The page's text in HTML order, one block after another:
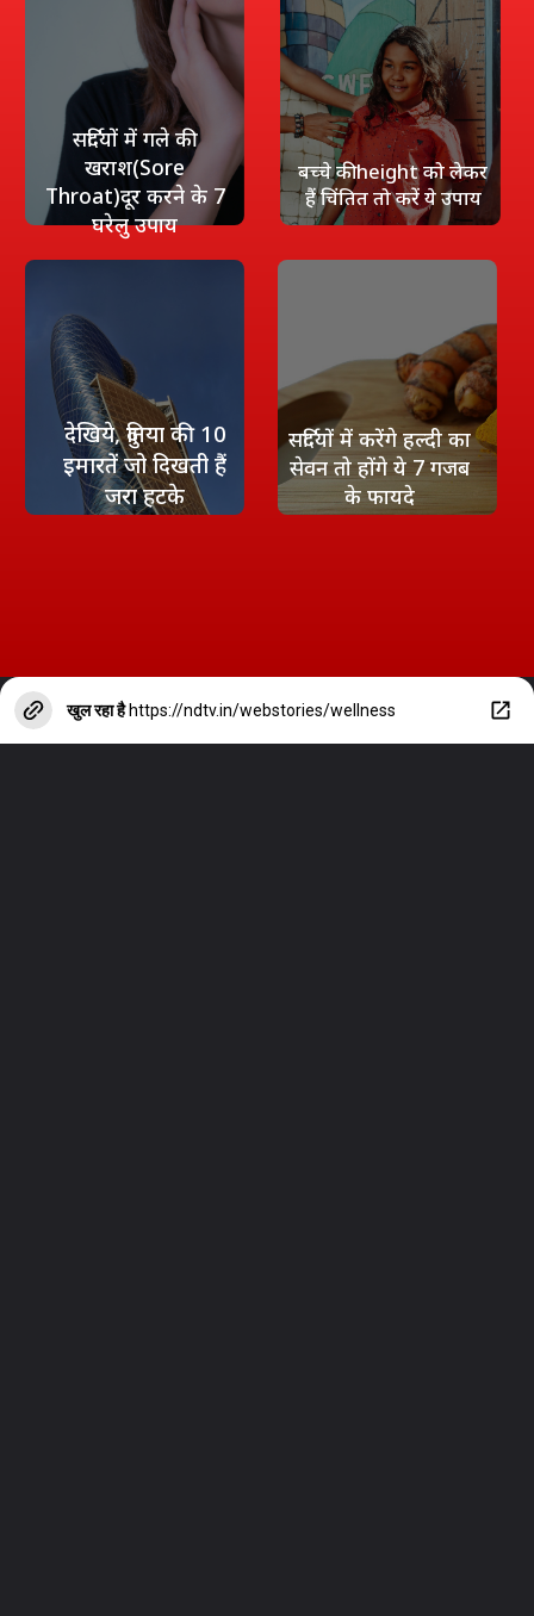
सर्दियों में गले की
खराश(Sore
Throat)दूर करने के 7
घरेलु उपाय
बच्चे की height को लेकर
हैं चिंतित तो करें ये उपाय
देखिये, दुनिया की 10
इमारतें जो दिखती हैं
जरा हटके
सर्दियों में करेंगे हल्दी का
सेवन तो होंगे ये 7 गजब
के फायदे
खुल रहा हैhttps://ndtv.in/webstories/wellness